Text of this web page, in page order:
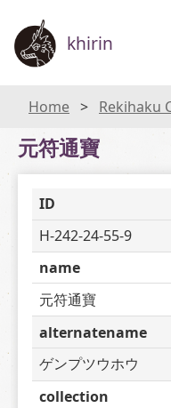
khirin
Home Rekihaku Collection
元符通寶
ID
H-242-24-55-9
name
元符通寶
alternatename
ゲンプツウホウ
collection